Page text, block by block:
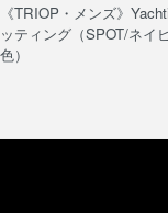
《TRIOP・メンズ》
ッティング（SPOT/ネイ
色）